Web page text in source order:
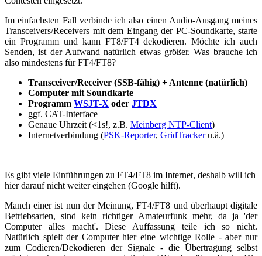
Im einfachsten Fall verbinde ich also einen Audio-Ausgang meines
Transceivers/Receivers mit dem Eingang der PC-Soundkarte, starte
ein Programm und kann FT8/FT4 dekodieren. Möchte ich auch
Senden, ist der Aufwand natürlich etwas größer. Was brauche ich
also mindestens für FT4/FT8?
Transceiver/Receiver (SSB-fähig) + Antenne (natürlich)
Computer mit Soundkarte
Programm WSJT-X oder JTDX
ggf. CAT-Interface
Genaue Uhrzeit (<1s!, z.B. Meinberg NTP-Client)
Internetverbindung (PSK-Reporter, GridTrackeru.ä.)
Es gibt viele Einführungen zu FT4/FT8 im Internet, deshalb will ich
hier darauf nicht weiter eingehen (Google hilft).
Manch einer ist nun der Meinung, FT4/FT8 und überhaupt digitale
Betriebsarten, sind kein richtiger Amateurfunk mehr, da ja 'der
Computer alles macht'. Diese Auffassung teile ich so nicht.
Natürlich spielt der Computer hier eine wichtige Rolle - aber nur
zum Codieren/Dekodieren der Signale - die Übertragung selbst